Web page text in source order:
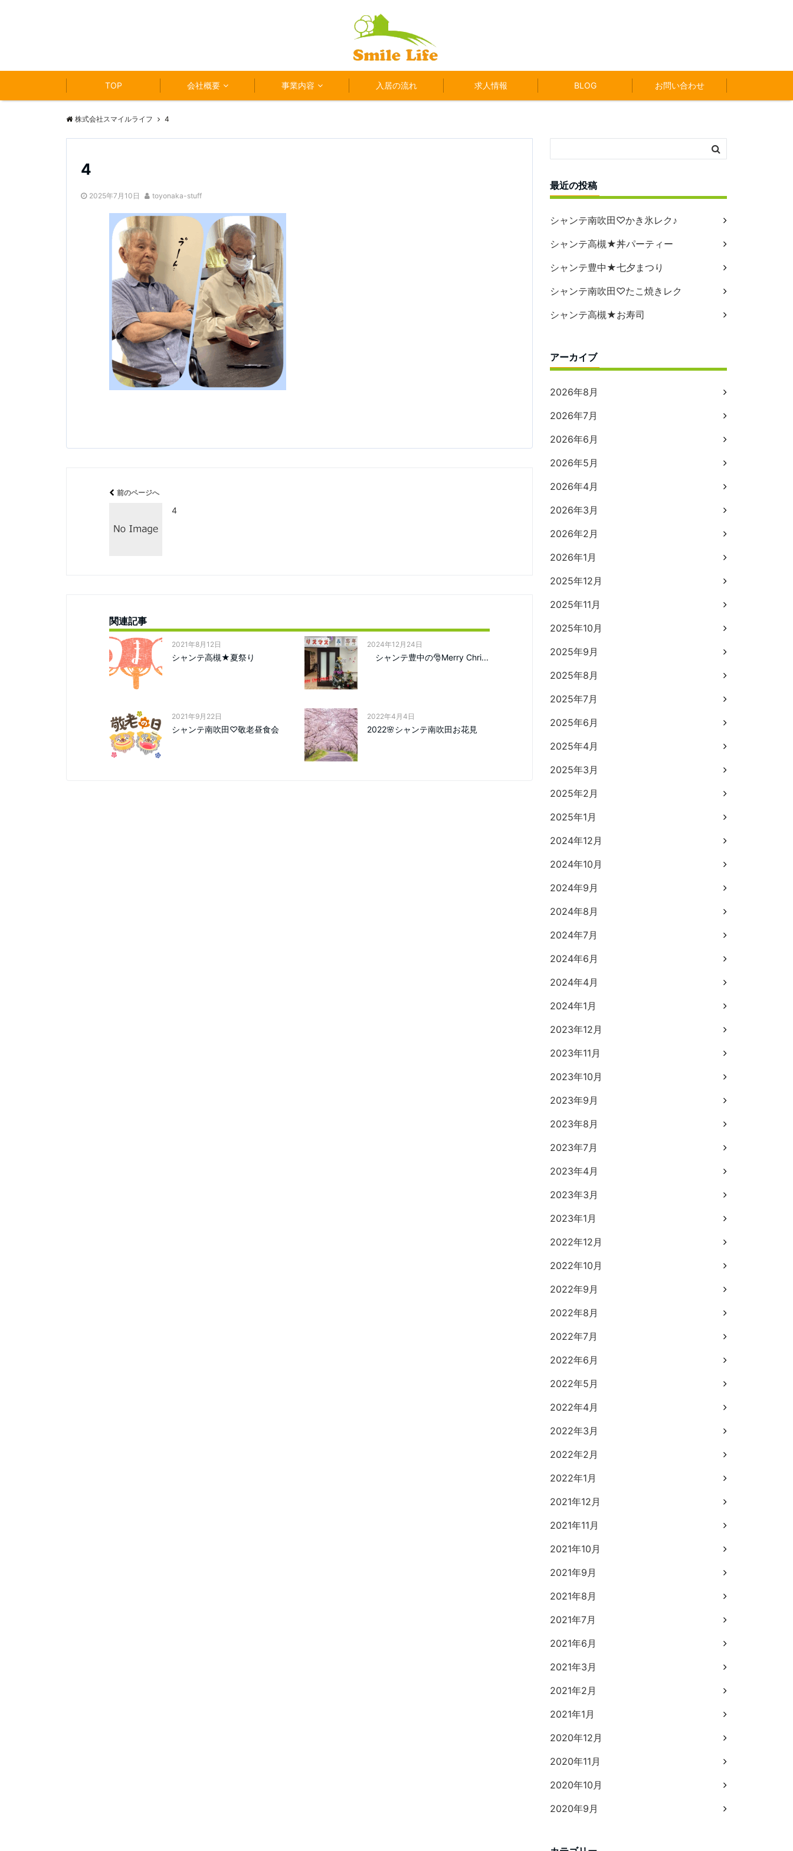
TOP 会社概要 事業内容 入居の流れ 求人情報 BLOG お問い合わせ
株式会社スマイルライフ 4
4
2025年7月10日 toyonaka-stuff
前のページへ
4
関連記事
2021年8月12日
シャンテ高槻★夏祭り
2024年12月24日
シャンテ豊中の🎅Merry Chri...
2021年9月22日
シャンテ南吹田♡敬老昼食会
2022年4月4日
2022🌸シャンテ南吹田お花見
最近の投稿
シャンテ南吹田♡かき氷レク♪
シャンテ高槻★丼パーティー
シャンテ豊中★七夕まつり
シャンテ南吹田♡たこ焼きレク
シャンテ高槻★お寿司
アーカイブ
2026年8月
2026年7月
2026年6月
2026年5月
2026年4月
2026年3月
2026年2月
2026年1月
2025年12月
2025年11月
2025年10月
2025年9月
2025年8月
2025年7月
2025年6月
2025年4月
2025年3月
2025年2月
2025年1月
2024年12月
2024年10月
2024年9月
2024年8月
2024年7月
2024年6月
2024年4月
2024年1月
2023年12月
2023年11月
2023年10月
2023年9月
2023年8月
2023年7月
2023年4月
2023年3月
2023年1月
2022年12月
2022年10月
2022年9月
2022年8月
2022年7月
2022年6月
2022年5月
2022年4月
2022年3月
2022年2月
2022年1月
2021年12月
2021年11月
2021年10月
2021年9月
2021年8月
2021年7月
2021年6月
2021年3月
2021年2月
2021年1月
2020年12月
2020年11月
2020年10月
2020年9月